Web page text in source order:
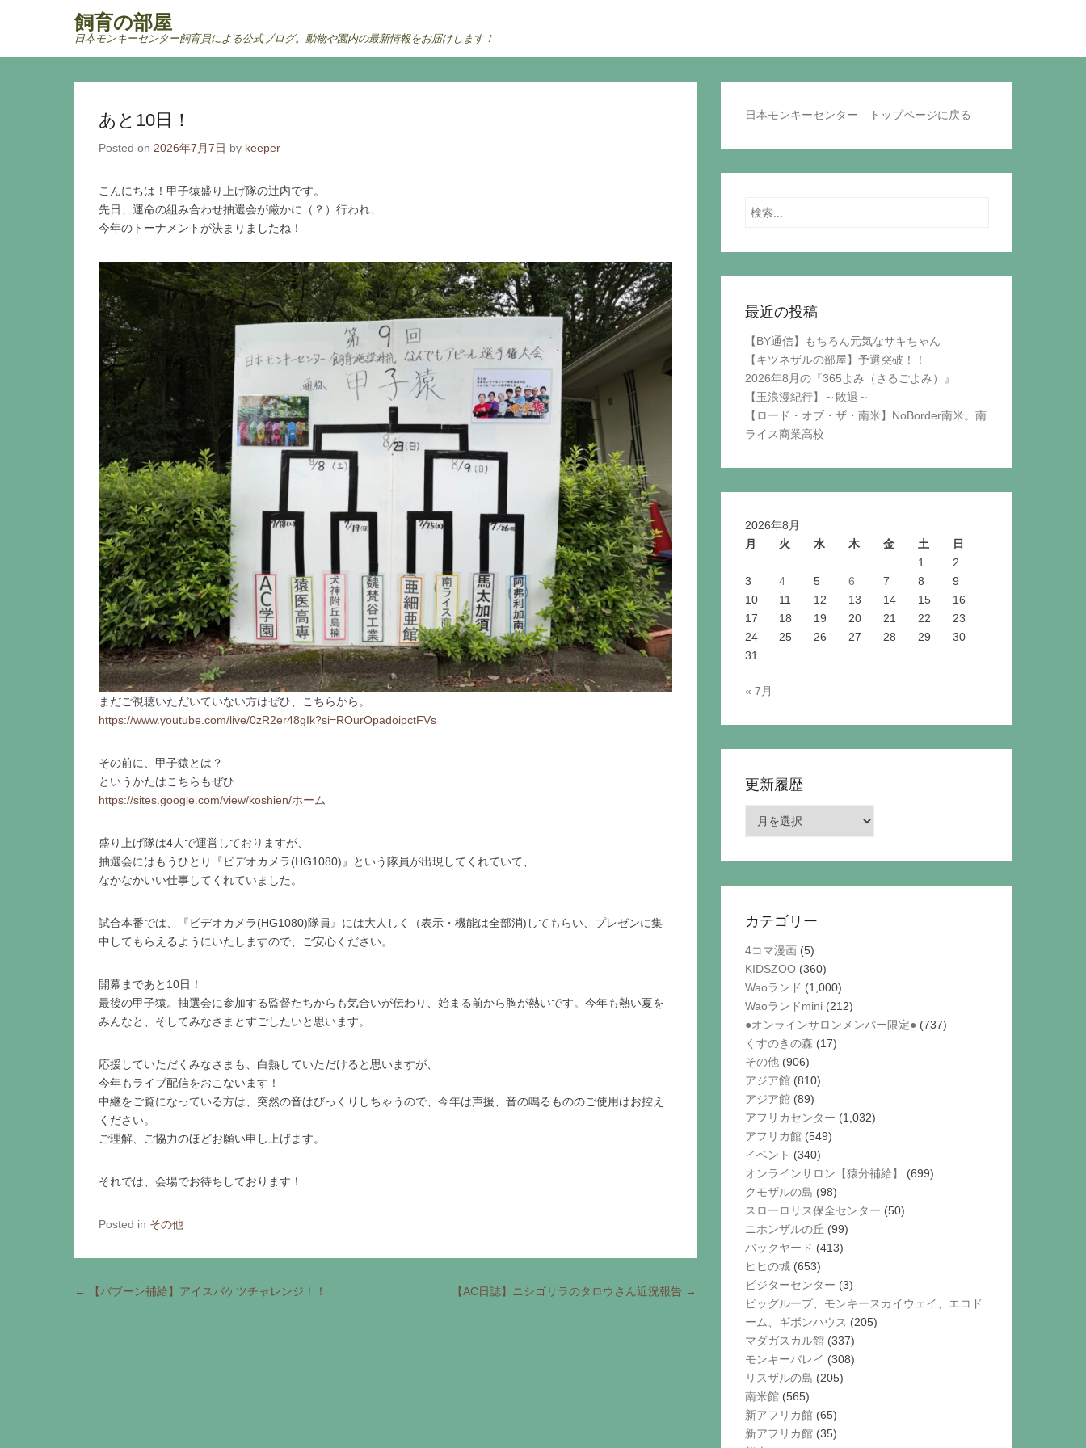
飼育の部屋
日本モンキーセンター飼育員による公式ブログ。動物や園内の最新情報をお届けします！
あと10日！
Posted on 2026年7月7日 by keeper
こんにちは！甲子猿盛り上げ隊の辻内です。
先日、運命の組み合わせ抽選会が厳かに（？）行われ、
今年のトーナメントが決まりましたね！
まだご視聴いただいていない方はぜひ、こちらから。
https://www.youtube.com/live/0zR2er48gIk?si=ROurOpadoipctFVs
その前に、甲子猿とは？
というかたはこちらもぜひ
https://sites.google.com/view/koshien/ホーム
盛り上げ隊は4人で運営しておりますが、
抽選会にはもうひとり『ビデオカメラ(HG1080)』という隊員が出現してくれていて、
なかなかいい仕事してくれていました。
試合本番では、『ビデオカメラ(HG1080)隊員』には大人しく（表示・機能は全部消)してもらい、プレゼンに集
中してもらえるようにいたしますので、ご安心ください。
開幕まであと10日！
最後の甲子猿。抽選会に参加する監督たちからも気合いが伝わり、始まる前から胸が熱いです。今年も熱い夏を
みんなと、そしてみなさまとすごしたいと思います。
応援していただくみなさまも、白熱していただけると思いますが、
今年もライブ配信をおこないます！
中継をご覧になっている方は、突然の音はびっくりしちゃうので、今年は声援、音の鳴るもののご使用はお控え
ください。
ご理解、ご協力のほどお願い申し上げます。
それでは、会場でお待ちしております！
Posted in その他
Post navigation
← 【バブーン補給】アイスバケツチャレンジ！！ 【AC日誌】ニシゴリラのタロウさん近況報告 →
日本モンキーセンター トップページに戻る
Search
最近の投稿
【BY通信】もちろん元気なサキちゃん
【キツネザルの部屋】予選突破！！
2026年8月の『365よみ（さるごよみ）』
【玉浪漫紀行】～敗退～
【ロード・オブ・ザ・南米】NoBorder南米。南
ライス商業高校
2026年8月
月
火 水 木 金 土
日
1
2
3
4 5 6 7 8
9
10
11 12 13 14 15
16
17
18 19 20 21 22
23
24
25 26 27 28 29
30
31
« 7月
更新履歴
カテゴリー
4コマ漫画 (5)
KIDSZOO (360)
Waoランド (1,000)
Waoランドmini (212)
●オンラインサロンメンバー限定● (737)
くすのきの森 (17)
その他 (906)
アジア館 (810)
アジア館 (89)
アフリカセンター (1,032)
アフリカ館 (549)
イベント (340)
オンラインサロン【猿分補給】
(699)
クモザルの島 (98)
スローロリス保全センター (50)
ニホンザルの丘 (99)
バックヤード (413)
ヒヒの城 (653)
ビジターセンター (3)
ビッグループ、モンキースカイウェイ、エコド
ーム、ギボンハウス (205)
マダガスカル館 (337)
モンキーバレイ (308)
リスザルの島 (205)
南米館 (565)
新アフリカ館 (65)
新アフリカ館 (35)